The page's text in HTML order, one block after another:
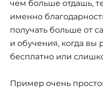
чем больше отдашь,
именно
получать больше от
и обучения, когда вы
бесплатно или
Пример очень